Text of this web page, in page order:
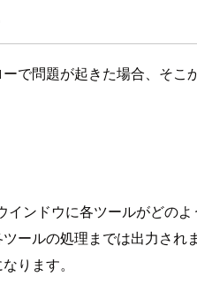
で問題が起きた場合、そ
インドウに各ツールがどの
ールの処理までは出力さ
ります。